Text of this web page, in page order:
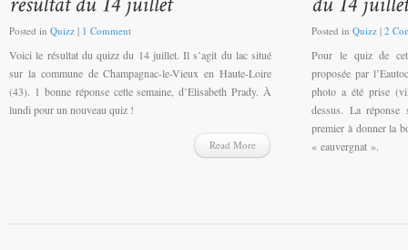
Posted in Quizz | 1 Comment
Voici le résultat du quizz du 14 juillet. Il s’agit du lac situé
sur la commune de Champagnac-le-Vieux en Haute-Loire
(43). 1 bonne réponse cette semaine, d’Elisabeth Prady. À
lundi pour un nouveau quiz !
Read More
Posted in Quizz | 2
Pour le quiz de
proposée par
photo a été prise
dessus. La réponse
premier à donner la
« eauvergnat ».